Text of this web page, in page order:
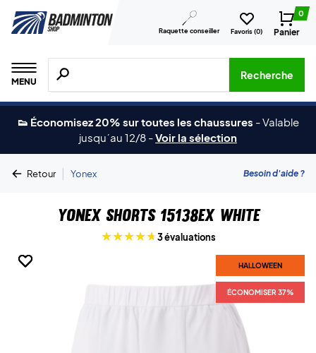
Raquette conseiller Favoris (0)
0
Panier
MENU
Recherche de produits, de marques, etc.
Recherche
👟 Économisez 20% sur toutes les chaussures -Valable
jusqu´au 12/8 -Voir la sélection
Retour | Yonex Besoin d'aide ?
Yonex Shorts 15138EX White
3 évaluations
HALLOWEEN
ÉCONOMISER 37%
HALLOWEEN
ÉCONOMISER 37%
HALLOWEEN
ÉCONOMISER 37%
HALLOWEEN
ÉCONOMISER 37%